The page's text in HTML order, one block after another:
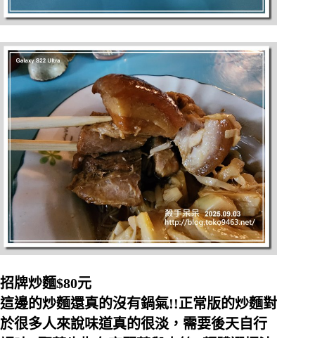
招牌炒麵$80元
這邊的炒麵還真的沒有鍋氣!!正常版的炒麵對
於很多人來說味道真的很淡，需要後天自行